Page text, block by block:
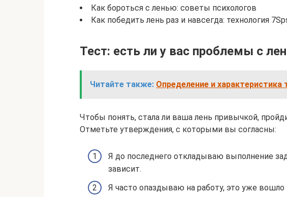
Как бороться с ленью: советы психологов
Как победить лень раз и навсегда: технология
Тест: есть ли у вас проблемы с
Читайте также: Определение и
Чтобы понять, стала ли ваша лень привычкой,
Отметьте утверждения, с которыми вы согласны:
Я до последнего откладываю выполнение
зависит.
Я часто опаздываю на работу, это уже вошло